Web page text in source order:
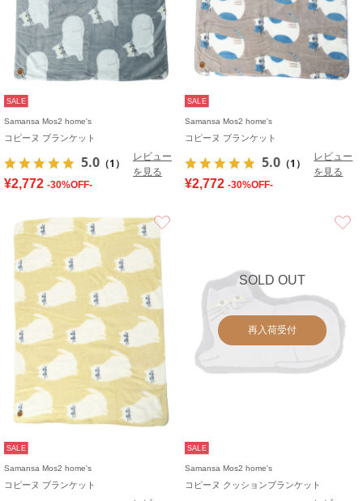
SALE
Samansa Mos2 home's
コピーヌ ブランケット
5.0 （1）
レビュー
を見る
¥2,772 -30%OFF-
SALE
Samansa Mos2 home's
コピーヌ ブランケット
5.0 （1）
レビュー
を見る
¥2,772 -30%OFF-
SALE
Samansa Mos2 home's
コピーヌ ブランケット
SOLD OUT
再入荷受付
SALE
Samansa Mos2 home's
コピーヌ クッションブランケット